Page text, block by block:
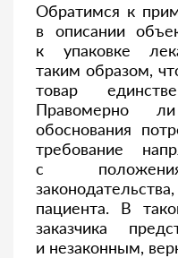
Обратимся к
в описании
к упаковке
таким образом,
товар
Правомерно
обоснования
требование
с
пациента. В
заказчика
и незаконным,